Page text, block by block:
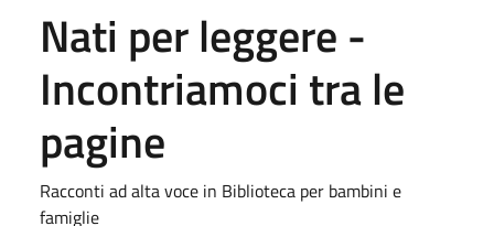
Nati per leggere -
Incontriamoci tra le
pagine
Racconti ad alta voce in Biblioteca per bambini e
famiglie